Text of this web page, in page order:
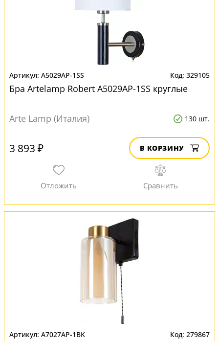
A5029AP-1SS 329105
Бра Artelamp Robert A5029AP-1SS круглые
Arte Lamp (Италия) 130 шт.
3 893 ₽ В КОРЗИНУ
A7027AP-1BK 279867